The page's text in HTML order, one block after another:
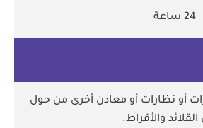
24 ساعة
أو نظارات أو معادن أخرى من حول
والأقراط.